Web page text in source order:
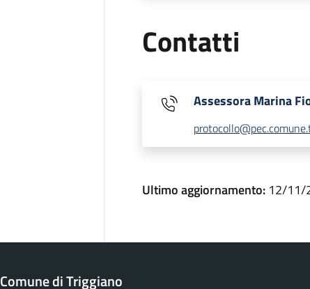
Contatti
Assessora Marina
Ultimo aggiornamento: 12/11/
Comune di Triggiano